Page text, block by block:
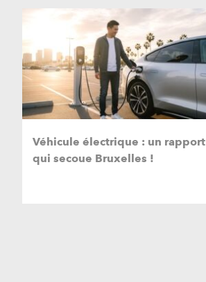
Véhicule électrique : un rapport
qui secoue Bruxelles !